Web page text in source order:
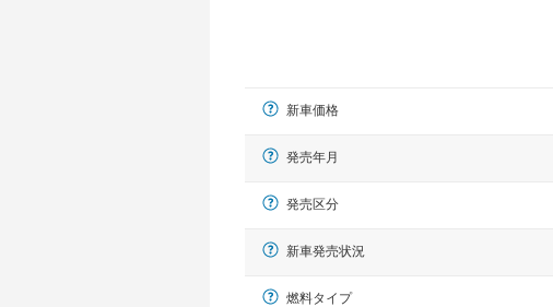
新車価格
発売年月
発売区分
新車発売状況
燃料タイプ